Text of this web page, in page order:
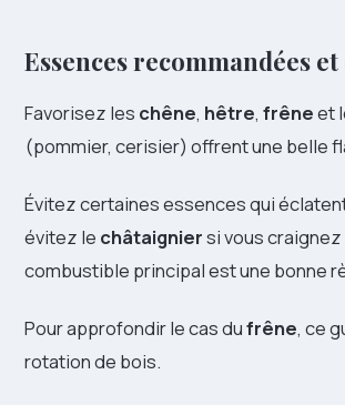
Essences recommandées
Favorisez les chêne, hêtre, frêneet
(pommier, cerisier) offrent une belle
Évitez certaines essences qui
évitez le châtaigniersi vous
combustible principal est une bonne
Pour approfondir le cas dufrêne, ce
rotation de bois.